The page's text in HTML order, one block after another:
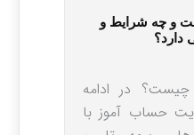
و چه شرایط و
دارد؟
در ادامه
حساب آموز با